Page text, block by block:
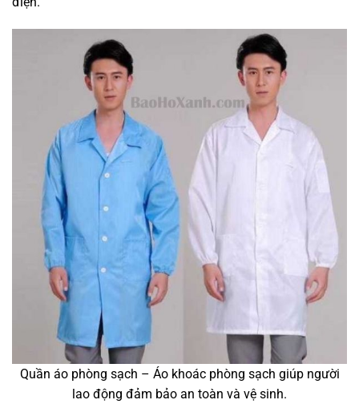
Quần áo phòng sạch – Áo khoác phòng sạch giúp người
lao động đảm bảo an toàn và vệ sinh.